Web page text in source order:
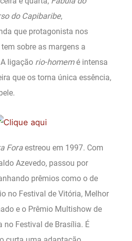
do Capibaribe,
que protagonista nos
sobre as margens a
ligação rio-homemé intensa
que os torna única essência,
Foraestreou em 1997. Com
Azevedo, passou por
prêmios como o de
no Festival de Vitória, Melhor
e o Prêmio Multishow de
no Festival de Brasília. É